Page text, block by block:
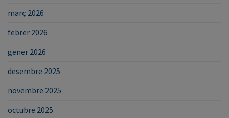
març 2026
febrer 2026
gener 2026
desembre 2025
novembre 2025
octubre 2025